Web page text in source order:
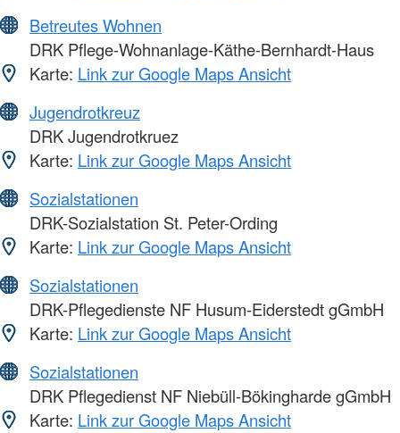
Betreutes Wohnen
DRK Pflege-Wohnanlage-Käthe-Bernhardt-Haus
Karte: Link zur Google Maps Ansicht
Jugendrotkreuz
DRK Jugendrotkruez
Karte: Link zur Google Maps Ansicht
Sozialstationen
DRK-Sozialstation St. Peter-Ording
Karte: Link zur Google Maps Ansicht
Sozialstationen
DRK-Pflegedienste NF Husum-Eiderstedt gGmbH
Karte: Link zur Google Maps Ansicht
Sozialstationen
DRK Pflegedienst NF Niebüll-Bökingharde gGmbH
Karte: Link zur Google Maps Ansicht